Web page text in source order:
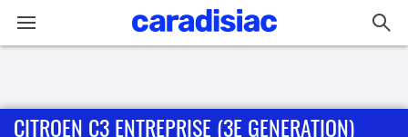
Accueil
CITROEN C3 ENTREPRISE (3E GENERATION)